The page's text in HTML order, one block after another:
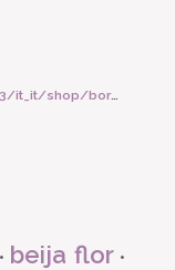
6454
• beija flor •